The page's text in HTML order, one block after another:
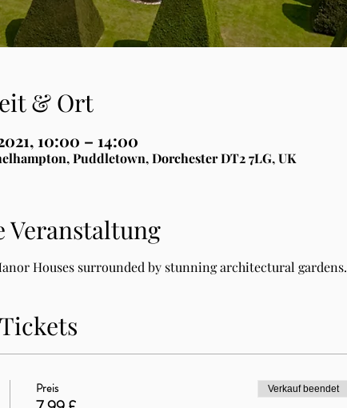
& Ort
10:00 – 14:00
Puddletown, Dorchester DT2 7LG, UK
Veranstaltung
Houses surrounded by stunning architectural gardens.
Tickets
Preis Verkauf beendet